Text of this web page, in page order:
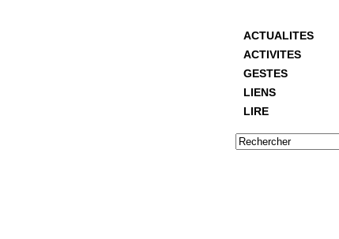
ACTUALITES
ACTIVITES
GESTES
LIENS
LIRE